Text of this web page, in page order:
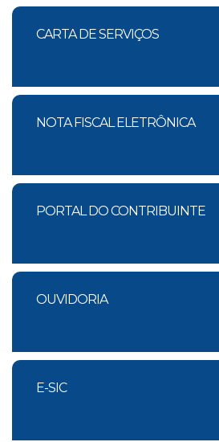
CARTA DE SERVIÇOS
NOTA FISCAL ELETRÔNICA
PORTAL DO CONTRIBUINTE
OUVIDORIA
E-SIC